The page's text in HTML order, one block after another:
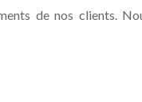
de nos clients.